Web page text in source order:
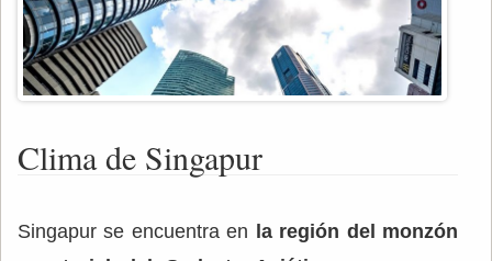
Clima de Singapur
Singapur se encuentra en la región del monzón